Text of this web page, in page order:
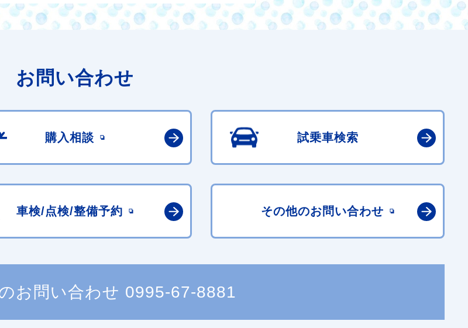
お問い合わせ
購入相談 試乗車検索
車検/点検/整備予約 その他のお問い合わせ
お問い合わせ 0995-67-8881